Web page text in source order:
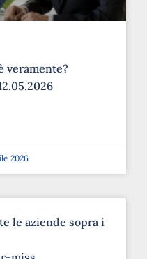
veramente?
2026
le aziende sopra i